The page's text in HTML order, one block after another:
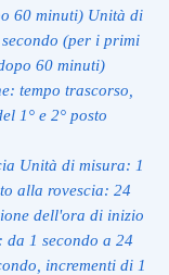
60 minuti) Unità di
(per i primi
60 minuti)
tempo trascorso,
1° e 2° posto
Unità di misura: 1
alla rovescia: 24
dell'ora di inizio
1 secondo a 24
incrementi di 1